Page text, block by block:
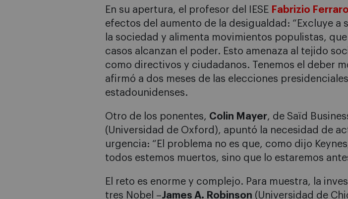
En su apertura, el profesor del IESE Fabrizio Ferraro
efectos del aumento de la desigualdad: “Excluye a
la sociedad y alimenta movimientos populistas,
casos alcanzan el poder. Esto amenaza al tejido
como directivos y ciudadanos. Tenemos el deber
afirmó a dos meses de las elecciones presidenciales
estadounidenses.
Otro de los ponentes, Colin Mayer, de Saïd
(Universidad de Oxford), apuntó la necesidad de
urgencia: “El problema no es que, como dijo
todos estemos muertos, sino que lo estaremos
El reto es enorme y complejo. Para muestra, la
tres Nobel –James A. Robinson (Universidad de